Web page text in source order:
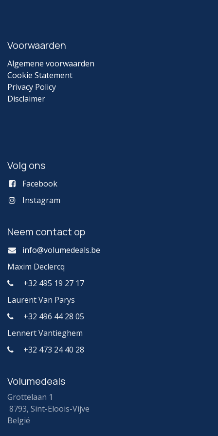
Voorwaarden
Algemene voorwaarden
Cookie Statement
Privacy Policy
Disclaimer
Volg ons
Facebook
Instagram
Neem contact op
info@volumedeals.be
Maxim Declercq
+32 495 19 27 17
Laurent Van Parys
+32 496 44 28 05
Lennert Vantieghem
+32 473 24 40 28
Volumedeals
Grottelaan 1
8793, Sint-Eloois-Vijve
België